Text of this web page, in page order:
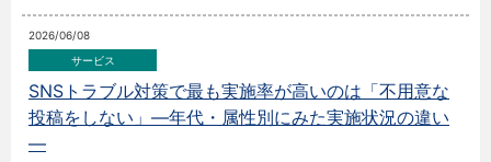
2026/06/08
SNSトラブル対策で最も実施率が高いのは「不用意な
投稿をしない」―年代・属性別にみた実施状況の違い
―